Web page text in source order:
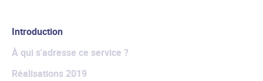
Introduction
À qui s'adresse ce service ?
Réalisations 2019